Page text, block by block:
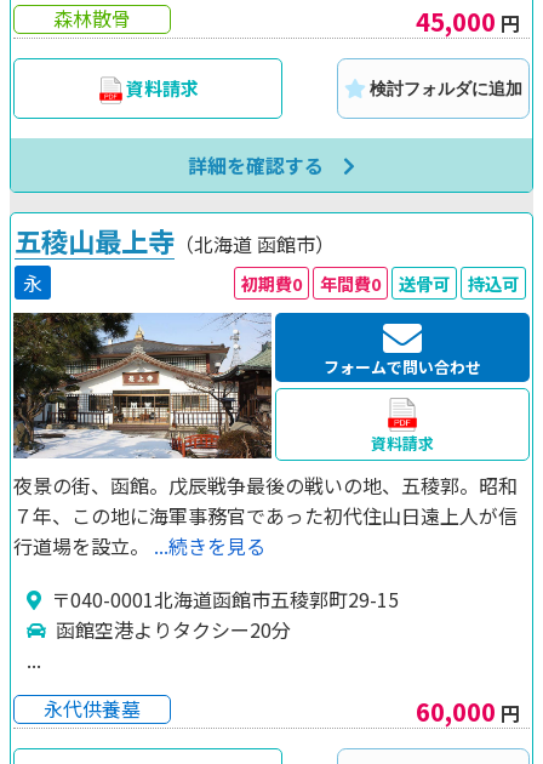
森林散骨
45,000 円
資料請求 検討フォルダに追加
詳細を確認する
五稜山最上寺 （北海道 函館市）
永
初期費0 年間費0 送骨可 持込可
〒040-0001北海道函館市五稜郭町29-15
函館空港よりタクシー20分
...
永代供養墓
60,000 円
フォームで問い合わせ
資料請求
夜景の街、函館。戊辰戦争最後の戦いの地、五稜郭。昭和
７年、この地に海軍事務官であった初代住山日遠上人が信
行道場を設立。 ...続きを見る